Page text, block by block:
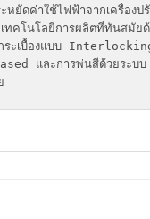
ดค่าใช้ไฟฟ้าจากเครื่องป
ทคโนโลยีการผลิตที่ทันส
ระเบื้องแบบ Interlocking
และการพ่นสีด้วยร